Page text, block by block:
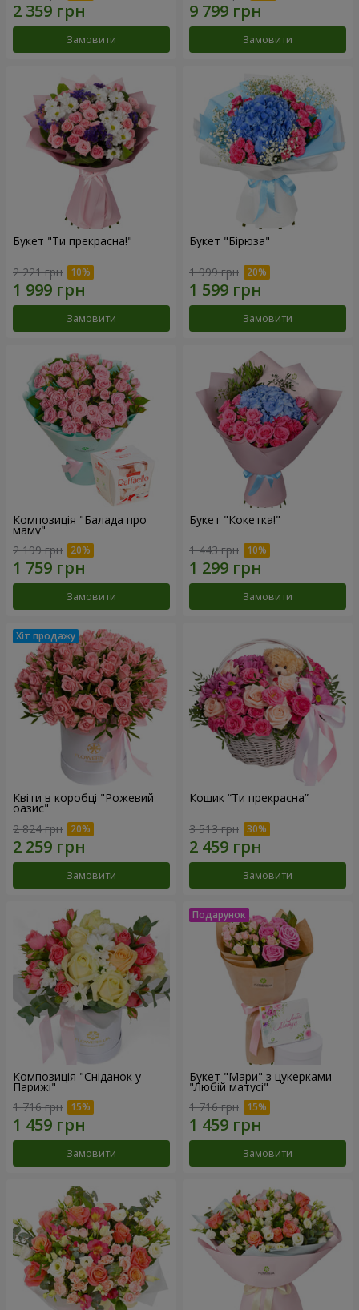
Замовити Замовити
Букет "Ти прекрасна!"
2 221 грн
Замовити
Букет "Бірюза"
1 999 грн
Замовити
Композиція "Балада про
маму"
2 199 грн
Замовити
Букет "Кокетка!"
1 443 грн
Замовити
Квіти в коробці "Рожевий
оазис"
2 824 грн
Замовити
Кошик “Ти прекрасна”
3 513 грн
Замовити
Композиція "Сніданок у
Парижі"
1 716 грн
Замовити
Букет "Мари" з цукерками
"Любій матусі"
1 716 грн
Замовити